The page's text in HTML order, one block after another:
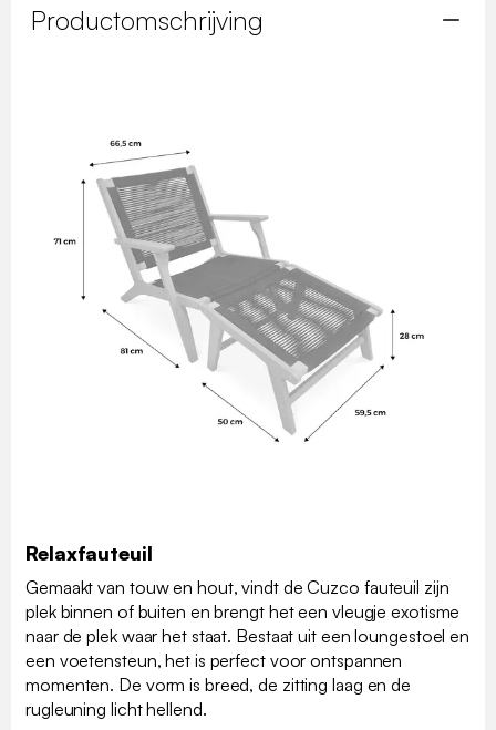
Productomschrijving
Relaxfauteuil
Gemaakt van touw en hout, vindt de Cuzco fauteuil zijn
plek binnen of buiten en brengt het een vleugje exotisme
naar de plek waar het staat. Bestaat uit een loungestoel en
een voetensteun, het is perfect voor ontspannen
momenten. De vorm is breed, de zitting laag en de
rugleuning licht hellend.